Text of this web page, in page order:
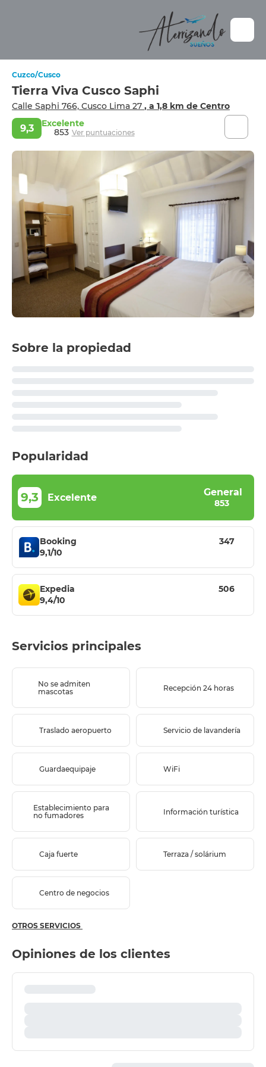
Cuzco/Cusco
Tierra Viva Cusco Saphi
Calle Saphi 766, Cusco Lima 27 , a 1,8 km de Centro
9,3
Excelente
853 Ver puntuaciones
Sobre la propiedad
Popularidad
9,3 Excelente General
853
Booking
9,1/10
347
Expedia
9,4/10
506
Servicios principales
No se admiten
mascotas
Recepción 24 horas
Traslado aeropuerto Servicio de lavandería
Guardaequipaje WiFi
Establecimiento para
no fumadores
Información turística
Caja fuerte Terraza / solárium
Centro de negocios
OTROS SERVICIOS
Opiniones de los clientes